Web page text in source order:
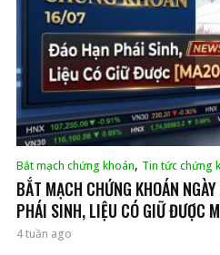
Bắt mạch chứng khoán, Tin tức chứng
BẮT MẠCH CHỨNG KHOÁN
PHÁI SINH, LIỆU CÓ GIỮ ĐƯỢC
4 tuần ago